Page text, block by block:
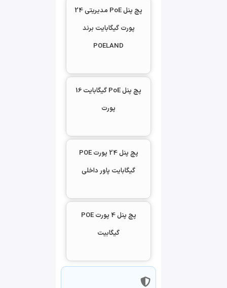
پچ پنل PoE مدیریتی 24
پورت گیگابایت برند
POELAND
پچ پنل PoE گیگابایت 16
پورت
پچ پنل 24 پورت POE
گیگابایت پاور داخلی
پچ پنل 4 پورت POE
گیگابیت